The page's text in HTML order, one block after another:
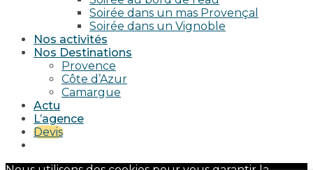
Soirée dans un mas Provençal
Soirée dans un Vignoble
Nos activités
Nos Destinations
Provence
Côte d’Azur
Camargue
Actu
L’agence
Devis